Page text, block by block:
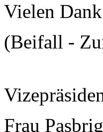
Vielen
(Beifall -
Frau